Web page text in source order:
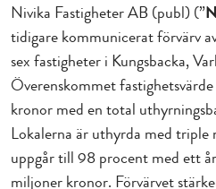
Nivika Fastigheter AB (publ) (”
tidigare kommunicerat förvärv
sex fastigheter i Kungsbacka,
Överenskommet
kronor med en total
Lokalerna är uthyrda med
uppgår till 98 procent med ett
miljoner kronor. Förvärvet